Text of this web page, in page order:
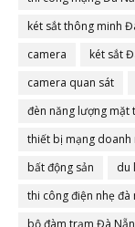
két sắt thông minh
camera
két sắt
camera quan sát
đèn năng lượng mặt
thiết bị mạng doanh
bất động sản
du
thi công điện nhẹ đà
bộ đàm trạm Đà